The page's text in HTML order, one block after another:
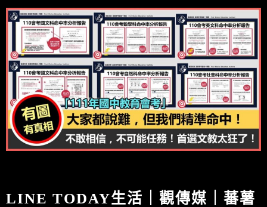
LINE TODAY生活｜觀傳媒｜蕃薯